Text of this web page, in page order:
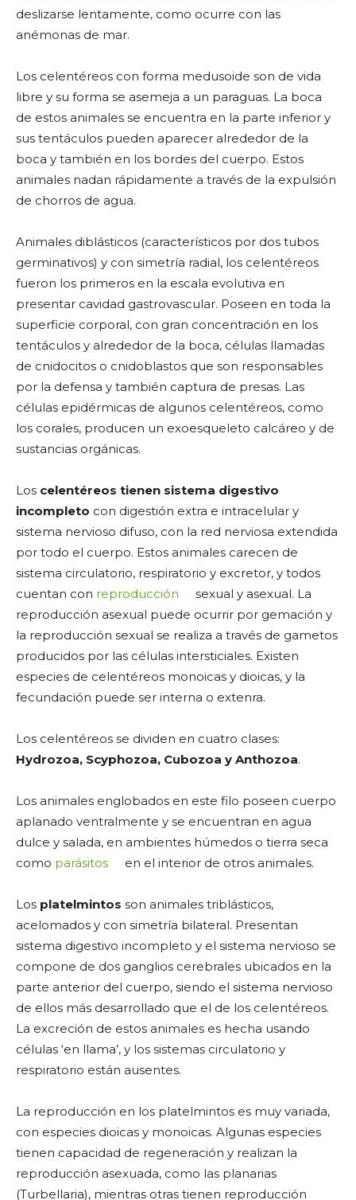
deslizarse lentamente, como ocurre con las
anémonas de mar.
Los celentéreos con forma medusoide son de vida
libre y su forma se asemeja a un paraguas. La boca
de estos animales se encuentra en la parte inferior y
sus tentáculos pueden aparecer alrededor de la
boca y también en los bordes del cuerpo. Estos
animales nadan rápidamente a través de la expulsión
de chorros de agua.
Animales diblásticos (característicos por dos tubos
germinativos) y con simetría radial, los celentéreos
fueron los primeros en la escala evolutiva en
presentar cavidad gastrovascular. Poseen en toda la
superficie corporal, con gran concentración en los
tentáculos y alrededor de la boca, células llamadas
de cnidocitos o cnidoblastos que son responsables
por la defensa y también captura de presas. Las
células epidérmicas de algunos celentéreos, como
los corales, producen un exoesqueleto calcáreo y de
sustancias orgánicas.
Los celentéreos tienen sistema digestivo
incompleto con digestión extra e intracelular y
sistema nervioso difuso, con la red nerviosa extendida
por todo el cuerpo. Estos animales carecen de
sistema circulatorio, respiratorio y excretor, y todos
cuentan con reproducción
sexual y asexual. La
reproducción asexual puede ocurrir por gemación y
la reproducción sexual se realiza a través de gametos
producidos por las células intersticiales. Existen
especies de celentéreos monoicas y dioicas, y la
fecundación puede ser interna o extenra.
Los celentéreos se dividen en cuatro clases:
Hydrozoa, Scyphozoa, Cubozoa y Anthozoa.
Los animales englobados en este filo poseen cuerpo
aplanado ventralmente y se encuentran en agua
dulce y salada, en ambientes húmedos o tierra seca
como parásitos en el interior de otros animales.
Los platelmintos son animales triblásticos,
acelomados y con simetría bilateral. Presentan
sistema digestivo incompleto y el sistema nervioso se
compone de dos ganglios cerebrales ubicados en la
parte anterior del cuerpo, siendo el sistema nervioso
de ellos más desarrollado que el de los celentéreos.
La excreción de estos animales es hecha usando
células ‘en llama’, y los sistemas circulatorio y
respiratorio están ausentes.
La reproducción en los platelmintos es muy variada,
con especies dioicas y monoicas. Algunas especies
tienen capacidad de regeneración y realizan la
reproducción asexuada, como las planarias
(Turbellaria), mientras otras tienen reproducción